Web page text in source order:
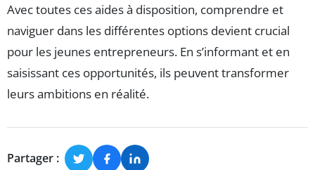
Avec toutes ces aides à disposition, comprendre et
naviguer dans les différentes options devient crucial
pour les jeunes entrepreneurs. En s’informant et en
saisissant ces opportunités, ils peuvent transformer
leurs ambitions en réalité.
Partager :